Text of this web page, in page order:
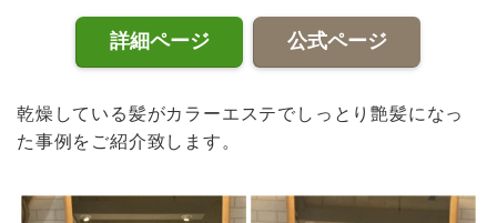
詳細ページ 公式ページ
乾燥している髪がカラーエステでしっとり艶髪になっ
た事例をご紹介致します。